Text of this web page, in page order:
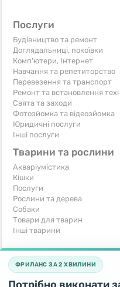
Послуги
Будівництво та ремонт
Доглядальниці, покоївки
Комп'ютери, Інтернет
Навчання та репетиторство
Перевезення та транспорт
Ремонт та встановлення
Свята та заходи
Фотозйомка та відеозйомка
Юридичні послуги
Інші послуги
Тварини та рослини
Акваріумістика
Кішки
Послуги
Рослини та дерева
Собаки
Товари для тварин
Інші тварини
Хобі та відпочинок
Книги та журнали
ФРИЛАНС ЗА 2 ХВИЛИНИ